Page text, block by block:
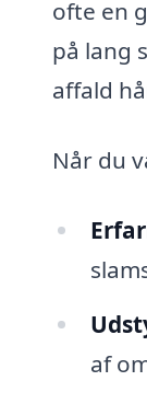
ofte en
på lang
affald
Når du
af